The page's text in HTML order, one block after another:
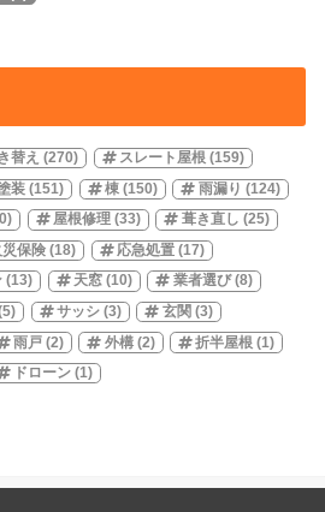
替え (270) スレート屋根 (159)
装 (151) 棟 (150) 雨漏り (124)
屋根修理 (33) 葺き直し (25)
災保険 (18) 応急処置 (17)
(13) 天窓 (10) 業者選び(8)
サッシ (3) 玄関 (3)
雨戸 (2) 外構(2) 折半屋根 (1)
ドローン (1)